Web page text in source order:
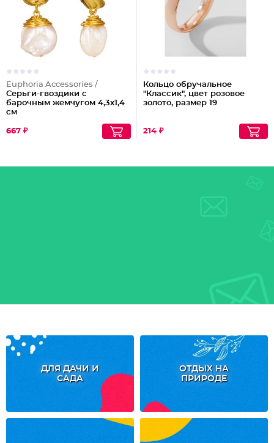
Euphoria Accessories /
Серьги-гвоздики с
барочным жемчугом 4,3x1,4
см
667 ₽
Кольцо обручальное
"Классик", цвет розовое
золото, размер 19
214 ₽
ДЛЯ ДАЧИ И
САДА
ОТДЫХ НА
ПРИРОДЕ